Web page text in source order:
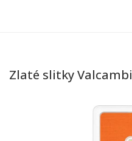
Zlaté slitky Valcambi